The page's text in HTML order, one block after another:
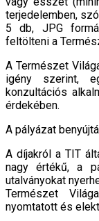
terjedelemben,
5 db, JPG
feltölteni a
A Természet
igény szerint,
konzultációs
érdekében.
A pályázat
A díjakról a TIT
nagy értékű, a
utalványokat
Természet
nyomtatott és